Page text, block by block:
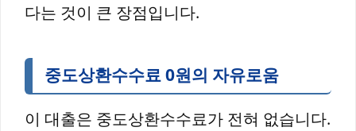
다는 것이 큰 장점입니다.
중도상환수수료 0원의 자유로움
이 대출은 중도상환수수료가 전혀 없습니다.